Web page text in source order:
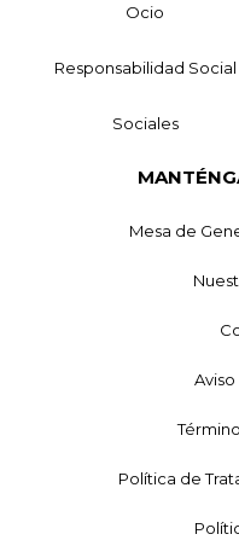
Ocio
Responsabilidad Social
Sociales
Mesa de
Política de